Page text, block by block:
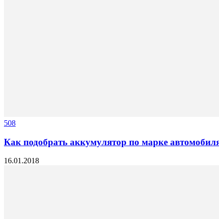
508
Как подобрать аккумулятор по марке
16.01.2018